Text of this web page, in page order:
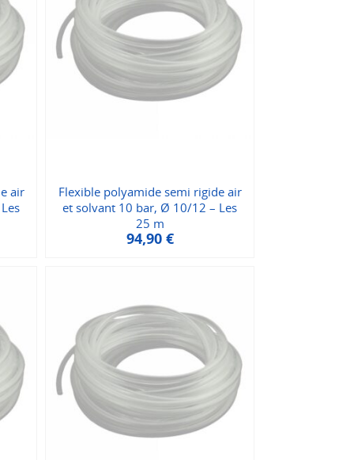
air
Flexible polyamide semi rigide air
et solvant 10 bar, Ø 10/12 – Les
25 m
94,90 €